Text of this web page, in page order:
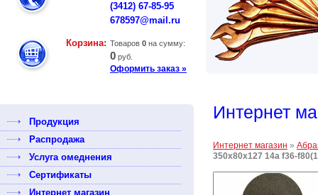
(3412) 67-85-95
678597@mail.ru
Корзина: Товаров 0 на сумму:
0 руб.
Оформить заказ »
Интернет
Интернет магазин »
350х80х127 14а f36-
Продукция
Распродажа
Услуга омеднения
Сертификаты
Интернет магазин